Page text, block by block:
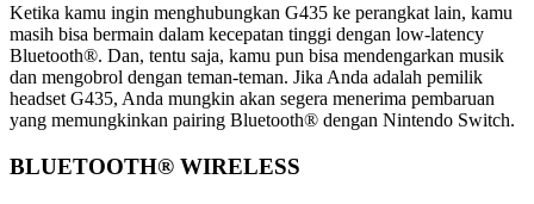
Ketika kamu ingin menghubungkan G435 ke perangkat lain, kamu
masih bisa bermain dalam kecepatan tinggi dengan low-latency
Bluetooth®. Dan, tentu saja, kamu pun bisa mendengarkan musik
dan mengobrol dengan teman-teman. Jika Anda adalah pemilik
headset G435, Anda mungkin akan segera menerima pembaruan
yang memungkinkan pairing Bluetooth® dengan Nintendo Switch.
BLUETOOTH® WIRELESS